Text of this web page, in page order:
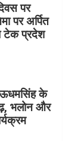
पर
पर अर्पित
टेक प्रदेश
के
भलोन और